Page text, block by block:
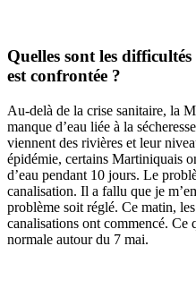
Quelles sont les
est confrontée ?
Au-delà de la crise sanitaire, la
manque d’eau liée à la
viennent des rivières et leur
épidémie, certains Martiniquais
d’eau pendant 10 jours. Le
canalisation. Il a fallu que je
problème soit réglé. Ce matin,
canalisations ont commencé. Ce
normale autour du 7 mai.